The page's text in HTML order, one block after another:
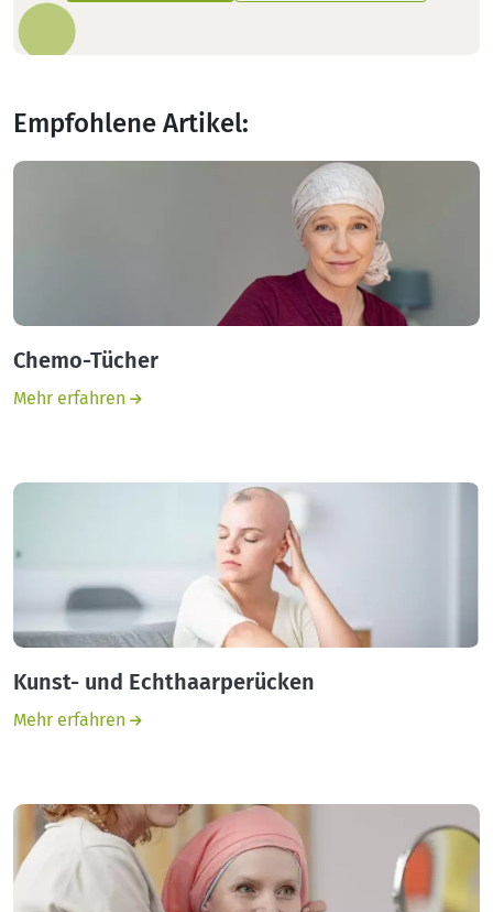
Empfohlene Artikel:
Chemo-Tücher
Mehr erfahren
Kunst- und Echthaarperücken
Mehr erfahren